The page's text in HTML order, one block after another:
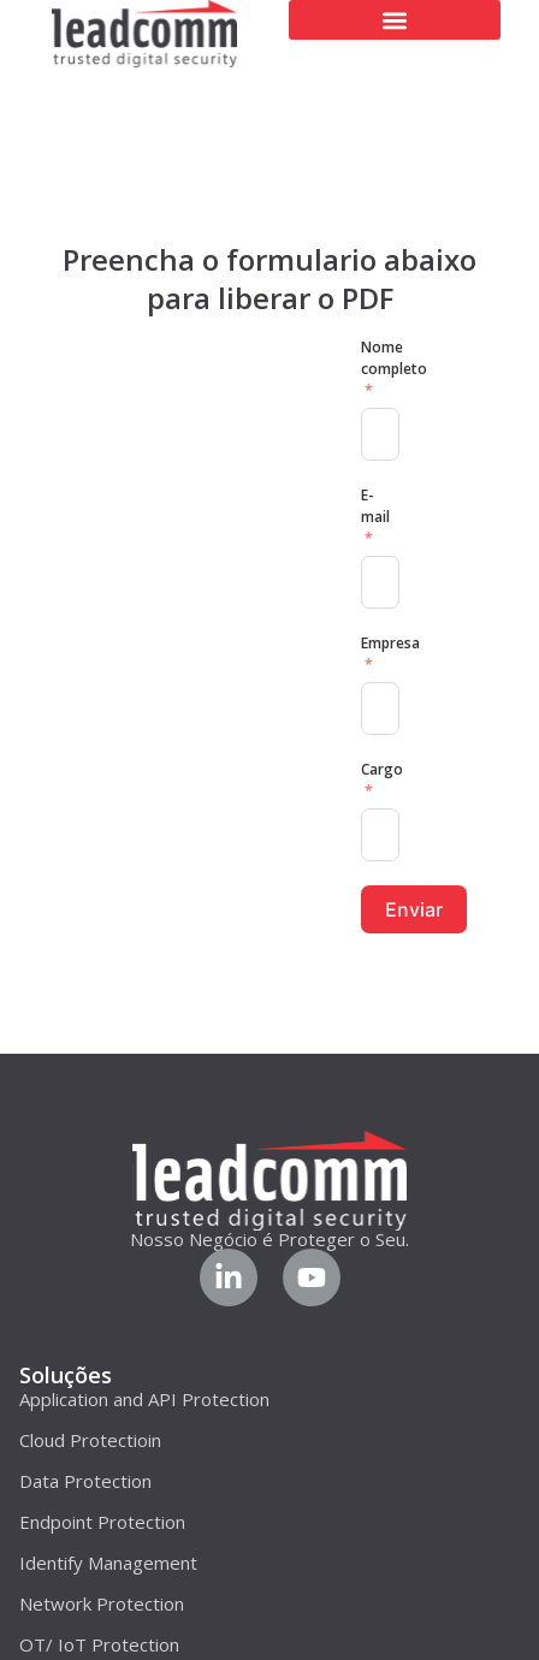
Preencha o formulario abaixo
para liberar o PDF
Nome
completo
E-
mail
Empresa
Cargo
Enviar
Nosso Negócio é Proteger o Seu.
Soluções
Application and API Protection
Cloud Protectioin
Data Protection
Endpoint Protection
Identify Management
Network Protection
OT/ IoT Protection